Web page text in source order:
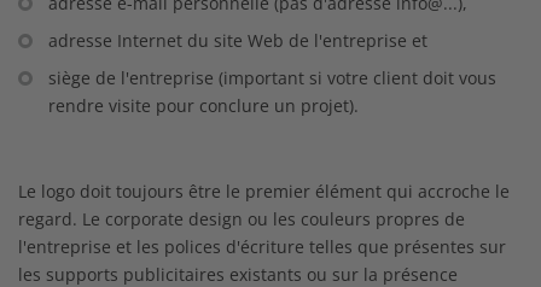
adresse Internet du site Web de l'entreprise et
siège de l'entreprise (important si votre client doit vous
rendre visite pour conclure un projet).
Le logo doit toujours être le premier élément qui accroche le
regard. Le corporate design ou les couleurs propres de
l'entreprise et les polices d'écriture telles que présentes sur
les supports publicitaires existants ou sur la présence